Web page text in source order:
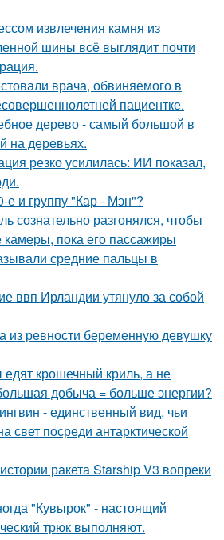
извлечения камня из
шины всё выглядит почти
врача, обвиняемого в
пациентке.
дерево - самый большой в
на деревьях.
резко усилилась: ИИ показал,
е и группу "Кар - Мэн"?
сознательно разгонялся, чтобы
пока его пассажиры
средние пальцы в
ввп Ирландии утянуло за собой
из ревности беременную девушку
крошечный криль, а не
добыча = больше энергии?
- единственный вид, чьи
свет посреди антарктической
ракета Starship V3 вопреки
"Кувырок" - настоящий
трюк выполняют.